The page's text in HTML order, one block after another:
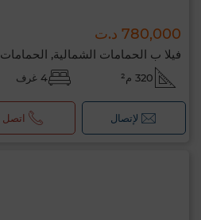
780,000 د.ت
فيلا ب الحمامات الشمالية, الحمامات
320 م² 4 غرف
لإتصال اتصل